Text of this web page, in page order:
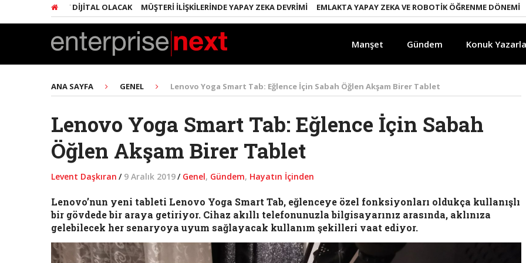
ŞEY DIJITAL OLACAK MÜŞTERI İLIŞKILERINDE YAPAY ZEKA DEVRIMI EMLAKTA YAPAY ZEKA VE ROBOTIK ÖĞRENME DÖNEMI ENERJI
Manşet Gündem Konuk
ANA SAYFA GENEL Lenovo Yoga Smart Tab: Eğlence İçin Sabah Öğlen Akşam Birer Tablet
Lenovo Yoga Smart Tab: Eğlence İçin Sabah
Öğlen Akşam Birer Tablet
Levent Daşkıran / 9 Aralık 2019/ Genel, Gündem, Hayatın İçinden
Lenovo’nun yeni tableti Lenovo Yoga Smart Tab, eğlenceye özel fonksiyonları oldukça kullanışlı
bir gövdede bir araya getiriyor. Cihaz akıllı telefonunuzla bilgisayarınız arasında, aklınıza
gelebilecek her senaryoya uyum sağlayacak kullanım şekilleri vaat ediyor.